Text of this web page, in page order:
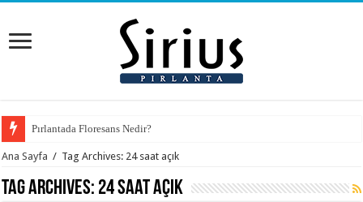
Pırlantada Floresans Nedir?
Ana Sayfa / Tag Archives: 24 saat açık
Tag Archives: 24 saat açık